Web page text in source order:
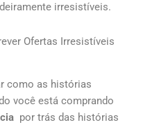
irresistíveis.
Ofertas Irresistíveis
como as histórias
você está comprando
por trás das histórias